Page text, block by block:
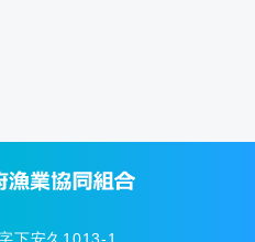
下安久1013-1